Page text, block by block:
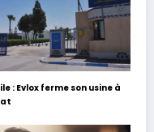
: Evlox ferme son usine à